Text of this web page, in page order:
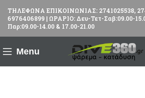
ΤΗΛΕΦΩΝΑ ΕΠΙΚΟΙΝΩΝΙΑΣ: 2741025538,
6976406899 | ΩΡΑΡΙΟ: Δευ-Τετ-Σαβ:09.00-
Παρ:09.00-14.00 & 17.00-21.00
Menu